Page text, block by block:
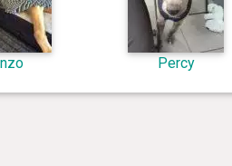
Percy